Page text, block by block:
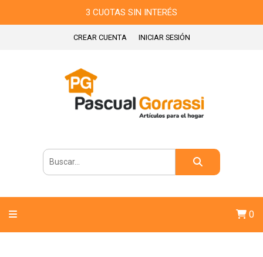
3 CUOTAS SIN INTERÉS
CREAR CUENTA INICIAR SESIÓN
0